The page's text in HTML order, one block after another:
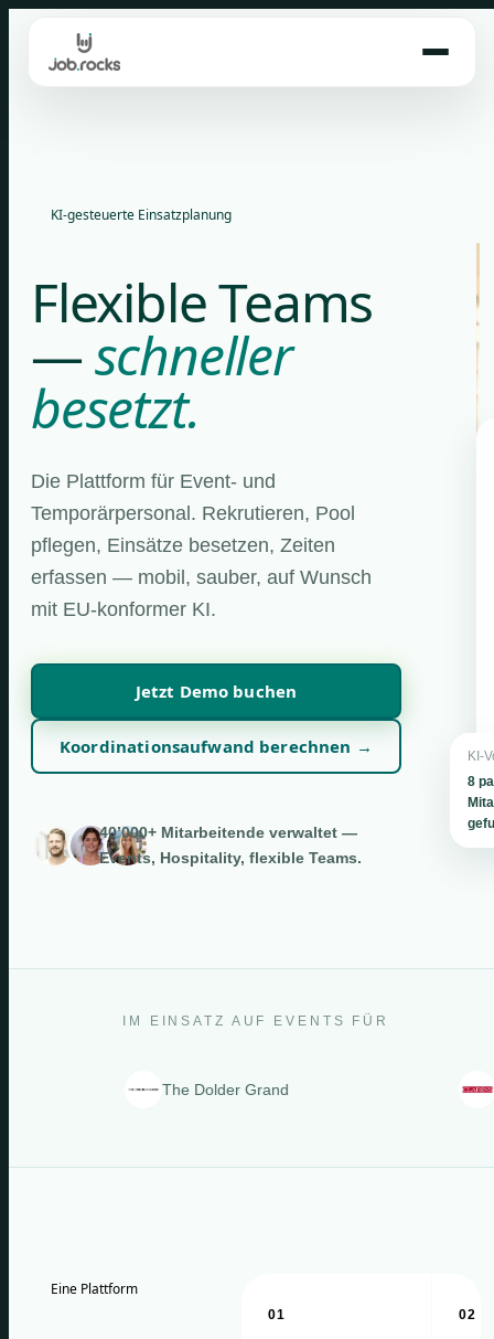
content
KI-gesteuerte Einsatzplanung
Flexible Teams
—schneller
besetzt.
Die Plattform für Event- und
Temporärpersonal. Rekrutieren, Pool
pflegen, Einsätze besetzen, Zeiten
erfassen — mobil, sauber, auf Wunsch
mit EU-konformer KI.
Jetzt Demo buchen
Koordinationsaufwand berechnen →
40’000+ Mitarbeitende verwaltet —
Events, Hospitality, flexible Teams.
KI-
8
IM EINSATZ AUF EVENTS FÜR
The Dolder Grand Clarins
Eine Plattform
01 02